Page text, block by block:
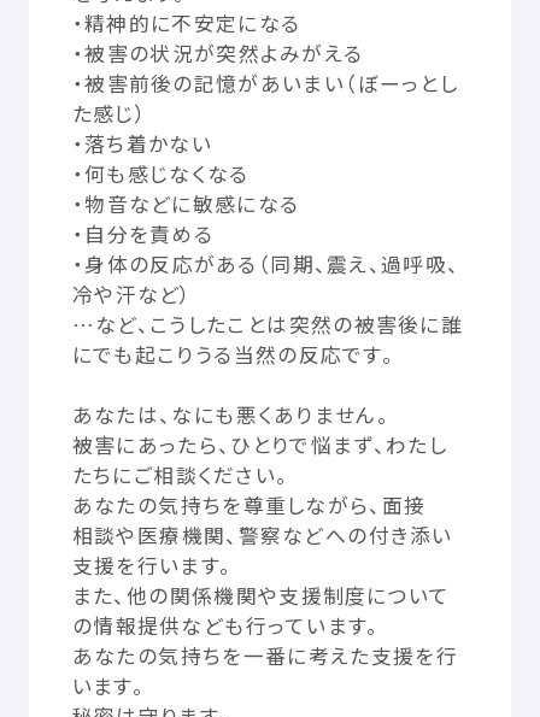
プライバシーポリシー
Mexへのお問い合わせ
© Mex
・精神的に不安定 になる
・被害の状況が突然よみがえる
・被害前後の記憶があいまい（ぼーっとし
た感じ）
・ 落ち着かない
・何も感じなくなる
・物音などに敏感になる
・ 自分を責める
・ 身体の反応がある（同期、 震え、過呼吸、
冷や汗など）
…など、こうしたことは突然の被害後に誰
にでも起こりうる 当然の反応です。
あなたは、なにも悪くありません。
被害にあったら、ひとりで悩 まず、わたし
たちにご相談ください。
あなたの気持ちを尊重 しながら、 面接
相談や医療機関、 警察などへの付き添い
支援を行います。
また、 他の関係機関や支援制度について
の情報提供なども行っています。
あなたの気持ちを一番に考えた支援を行
います。